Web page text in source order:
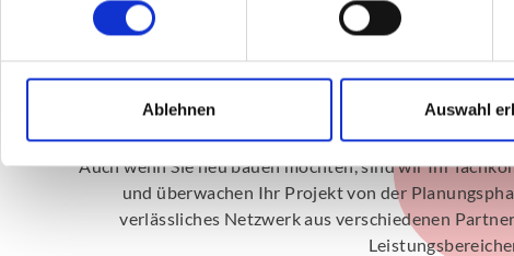
Ablehnen Auswahl
Neubau: Planungs- und
gesamte
Auch wenn Sie neu bauen möchten, sind wir Ihr
und überwachen Ihr Projekt von der
verlässliches Netzwerk aus verschiedenen